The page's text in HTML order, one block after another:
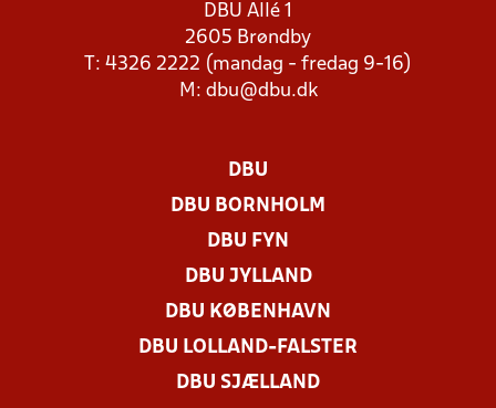
DBU Allé 1
2605 Brøndby
T: 4326 2222 (mandag - fredag 9-16)
M: dbu@dbu.dk
DBU
DBU BORNHOLM
DBU FYN
DBU JYLLAND
DBU KØBENHAVN
DBU LOLLAND-FALSTER
DBU SJÆLLAND